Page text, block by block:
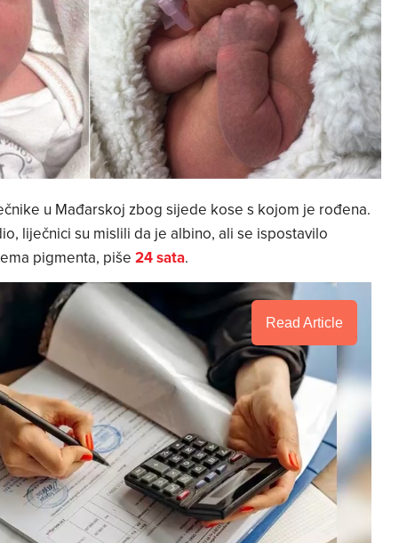
u Mađarskoj zbog sijede kose s kojom je rođena.
liječnici su mislili da je albino, ali se ispostavilo
pigmenta, piše 24 sata.
Read Article